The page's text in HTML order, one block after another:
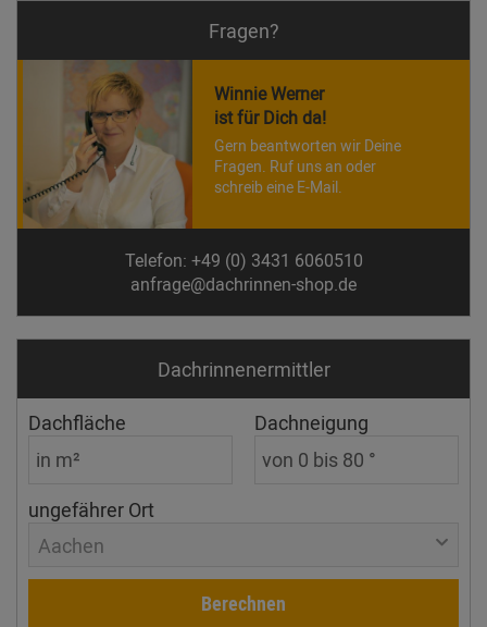
Fragen?
Winnie Werner
ist für Dich da!
Gern beantworten wir Deine
Fragen. Ruf uns an oder
schreib eine E-Mail.
Telefon: +49 (0) 3431 6060510
anfrage@dachrinnen-shop.de
Dachrinnen­ermittler
Dachfläche Dachneigung
ungefährer Ort
Aachen
Berechnen